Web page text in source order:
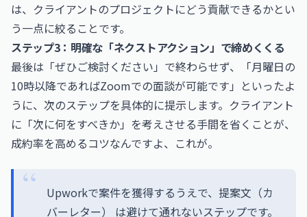
は、クライアントのプロジェクトにどう貢献できるかとい
う一点に絞ることです。
ステップ3：明確な「ネクストアクション」で締めくくる
最後は「ぜひご検討ください」で終わらせず、「月曜日の
10時以降であればZoomでの面談が可能です」といったよ
うに、次のステップを具体的に提示します。クライアント
に「次に何をすべきか」を考えさせる手間を省くことが、
成約率を高めるコツなんですよ、これが。
Upworkで案件を獲得するうえで、提案文（カ
バーレター） は避けて通れないステップです。